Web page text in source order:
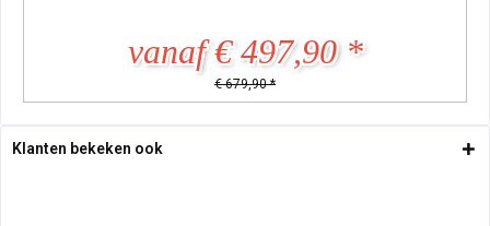
vanaf € 497,90 *
€ 679,90 *
Klanten bekeken ook